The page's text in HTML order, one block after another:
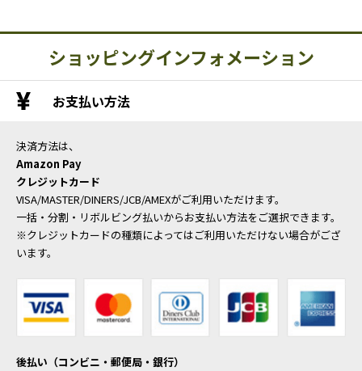
ショッピングインフォメーション
お支払い方法
決済方法は、
Amazon Pay
クレジットカード
VISA/MASTER/DINERS/JCB/AMEXがご利用いただけます。
一括・分割・リボルビング払いからお支払い方法をご選択できます。
※クレジットカードの種類によってはご利用いただけない場合がござ
います。
後払い（コンビニ・郵便局・銀行）